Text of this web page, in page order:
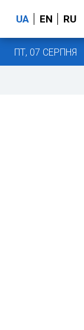
UA EN RU
ПТ, 07 СЕРПНЯ